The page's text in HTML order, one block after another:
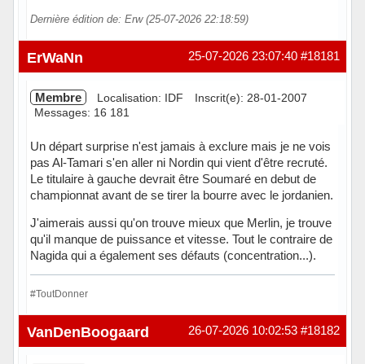
Dernière édition de: Erw (25-07-2026 22:18:59)
Hors ligne #18181
25-07-2026 23:07:40
ErWaNn
Membre Localisation: IDF
Inscrit(e): 28-01-2007
Messages: 16 181
Un départ surprise n'est jamais à exclure mais je ne vois
pas Al-Tamari s'en aller ni Nordin qui vient d'être recruté.
Le titulaire à gauche devrait être Soumaré en debut de
championnat avant de se tirer la bourre avec le jordanien.
J'aimerais aussi qu'on trouve mieux que Merlin, je trouve
qu'il manque de puissance et vitesse. Tout le contraire de
Nagida qui a également ses défauts (concentration...).
#ToutDonner
Hors ligne #18182
26-07-2026 10:02:53
VanDenBoogaard